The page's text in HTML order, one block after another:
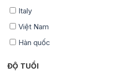
Italy
Việt Nam
Hàn quốc
ĐỘ TUỔI